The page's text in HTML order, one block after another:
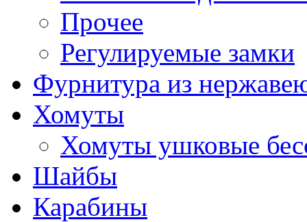
Прочее
Регулируемые замки
Фурнитура из
Хомуты
Хомуты ушковые
Шайбы
Карабины